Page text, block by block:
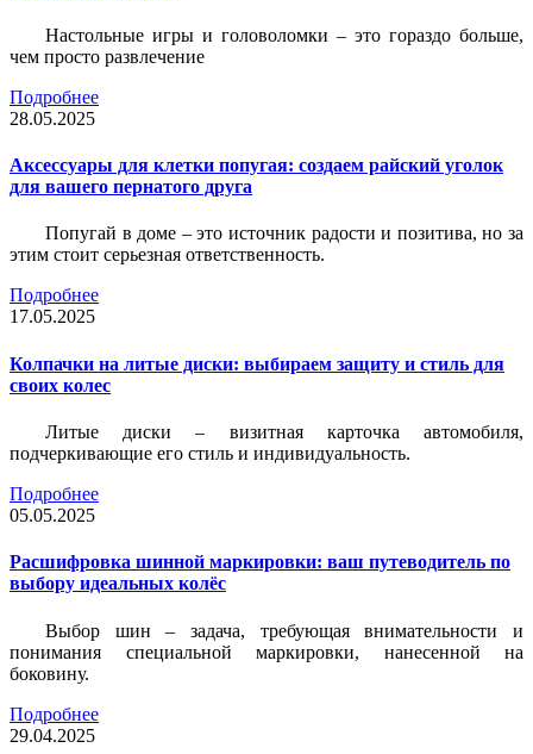
Настольные игры и головоломки – это гораздо больше,
чем просто развлечение
Подробнее
28.05.2025
Аксессуары для клетки попугая: создаем райский уголок
для вашего пернатого друга
Попугай в доме – это источник радости и позитива, но за
этим стоит серьезная ответственность.
Подробнее
17.05.2025
Колпачки на литые диски: выбираем защиту и стиль для
своих колес
Литые диски – визитная карточка автомобиля,
подчеркивающие его стиль и индивидуальность.
Подробнее
05.05.2025
Расшифровка шинной маркировки: ваш путеводитель по
выбору идеальных колёс
Выбор шин – задача, требующая внимательности и
понимания специальной маркировки, нанесенной на
боковину.
Подробнее
29.04.2025